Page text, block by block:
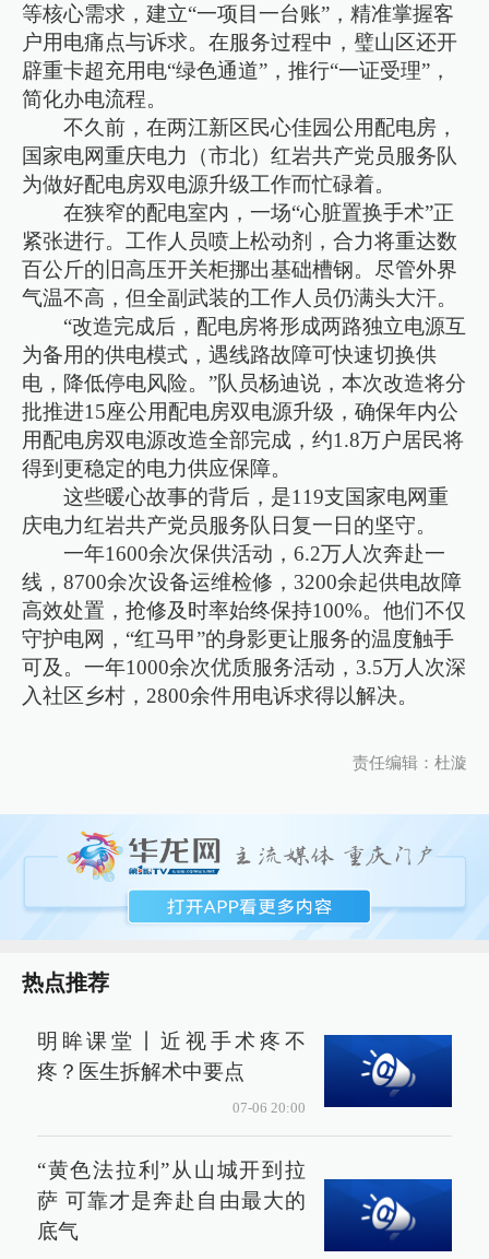
等核心需求，建立“一项目一台账”，精准掌握客
户用电痛点与诉求。在服务过程中，璧山区还开
辟重卡超充用电“绿色通道”，推行“一证受理”，
简化办电流程。
不久前，在两江新区民心佳园公用配电房，
国家电网重庆电力（市北）红岩共产党员服务队
为做好配电房双电源升级工作而忙碌着。
在狭窄的配电室内，一场“心脏置换手术”正
紧张进行。工作人员喷上松动剂，合力将重达数
百公斤的旧高压开关柜挪出基础槽钢。尽管外界
气温不高，但全副武装的工作人员仍满头大汗。
“改造完成后，配电房将形成两路独立电源互
为备用的供电模式，遇线路故障可快速切换供
电，降低停电风险。”队员杨迪说，本次改造将分
批推进15座公用配电房双电源升级，确保年内公
用配电房双电源改造全部完成，约1.8万户居民将
得到更稳定的电力供应保障。
这些暖心故事的背后，是119支国家电网重
庆电力红岩共产党员服务队日复一日的坚守。
一年1600余次保供活动，6.2万人次奔赴一
线，8700余次设备运维检修，3200余起供电故障
高效处置，抢修及时率始终保持100%。他们不仅
守护电网，“红马甲”的身影更让服务的温度触手
可及。一年1000余次优质服务活动，3.5万人次深
入社区乡村，2800余件用电诉求得以解决。
责任编辑：杜漩
热点推荐
明眸课堂丨近视手术疼不
疼？医生拆解术中要点
07-06 20:00
“黄色法拉利”从山城开到拉
萨 可靠才是奔赴自由最大的
底气